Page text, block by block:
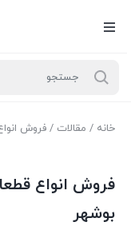
خانه / مقالات / فروش
فروش انواع
بوشهر